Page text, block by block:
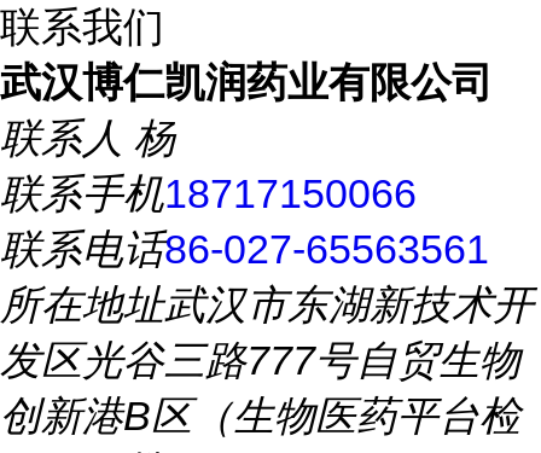
联系我们
武汉博仁凯润药业有限公司
联系人 杨
联系手机18717150066
联系电话86-027-65563561
所在地址武汉市东湖新技术开
发区光谷三路777号自贸生物
创新港B区（生物医药平台检